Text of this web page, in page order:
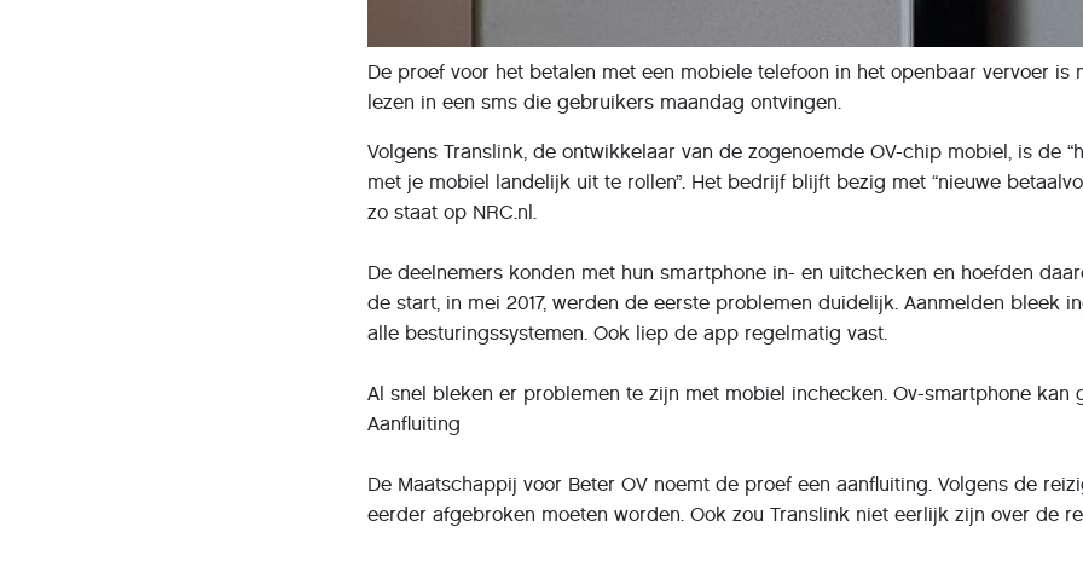
De proef voor het betalen met een mobiele telefoon in het openbaar vervoer is
lezen in een sms die gebruikers maandag ontvingen.
Volgens Translink, de ontwikkelaar van de zogenoemde OV-chip mobiel, is de
met je mobiel landelijk uit te rollen”. Het bedrijf blijft bezig met “nieuwe
zo staat op NRC.nl.
De deelnemers konden met hun smartphone in- en uitchecken en hoefden
de start, in mei 2017, werden de eerste problemen duidelijk. Aanmelden bleek
alle besturingssystemen. Ook liep de app regelmatig vast.
Al snel bleken er problemen te zijn met mobiel inchecken. Ov-smartphone kan
Aanfluiting
De Maatschappij voor Beter OV noemt de proef een aanfluiting. Volgens de
eerder afgebroken moeten worden. Ook zou Translink niet eerlijk zijn over de